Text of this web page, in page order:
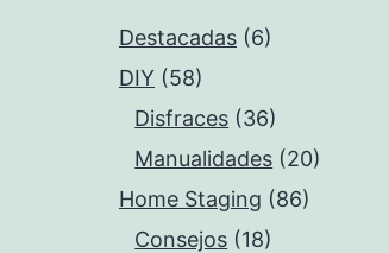
Destacadas (6)
DIY (58)
Disfraces (36)
Manualidades (20)
Home Staging (86)
Consejos (18)